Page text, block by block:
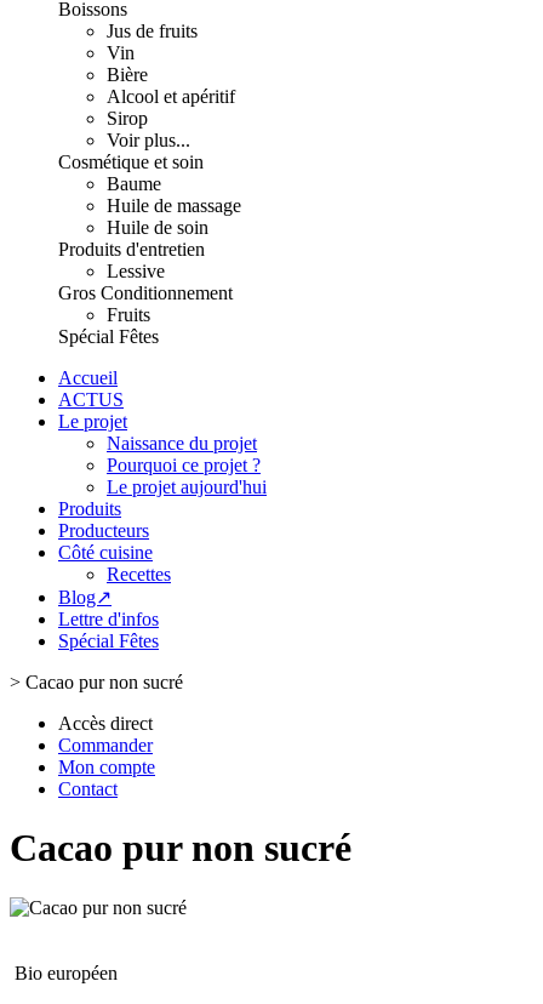
Boissons
Jus de fruits
Vin
Bière
Alcool et apéritif
Sirop
Voir plus...
Cosmétique et soin
Baume
Huile de massage
Huile de soin
Produits d'entretien
Lessive
Gros Conditionnement
Fruits
Spécial Fêtes
Accueil
ACTUS
Le projet
Naissance du projet
Pourquoi ce projet ?
Le projet aujourd'hui
Produits
Producteurs
Côté cuisine
Recettes
Blog↗
Lettre d'infos
Spécial Fêtes
> Cacao pur non sucré
Accès direct
Commander
Mon compte
Contact
Cacao pur non sucré
Bio européen